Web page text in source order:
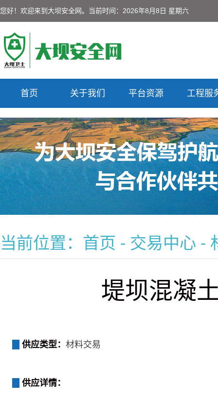
您好！欢迎来到大坝安全网。 当前时间：2026年8月8日 星期六
首页 关于我们 平台资源 工程服
当前位置： 首页 - 交易中心 -
堤坝混凝
供应类型： 材料交易
供应详情：